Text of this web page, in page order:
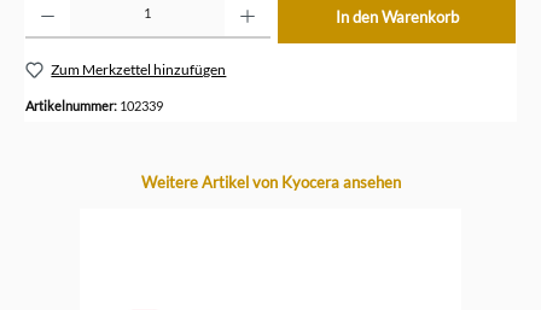
In den Warenkorb
Zum Merkzettel hinzufügen
Artikelnummer: 102339
Produktgalerie überspringen
Weitere Artikel von Kyocera ansehen